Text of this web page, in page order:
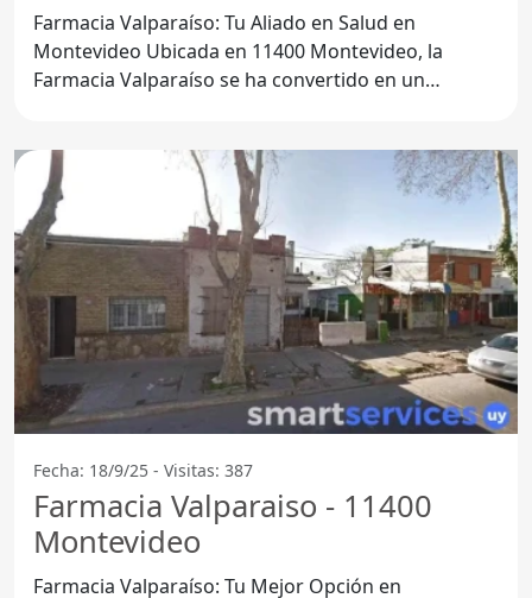
Farmacia Valparaíso: Tu Aliado en Salud en
Montevideo Ubicada en 11400 Montevideo, la
Farmacia Valparaíso se ha convertido en un
Fecha: 18/9/25 - Visitas: 387
Farmacia Valparaiso - 11400
Montevideo
Farmacia Valparaíso: Tu Mejor Opción en